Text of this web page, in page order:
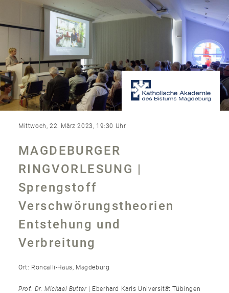
Mittwoch, 22. März 2023, 19:30 Uhr
MAGDEBURGER
RINGVORLESUNG |
Sprengstoff
Verschwörungstheorien
Entstehung und
Verbreitung
Ort: Roncalli-Haus, Magdeburg
Prof. Dr. Michael Butter| Eberhard Karls Universität Tübingen